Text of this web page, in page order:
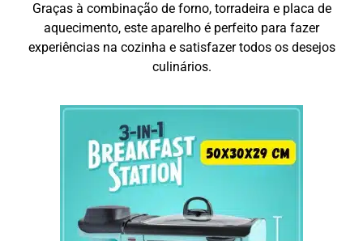
Graças à combinação de forno, torradeira e placa de
aquecimento, este aparelho é perfeito para fazer
experiências na cozinha e satisfazer todos os desejos
culinários.